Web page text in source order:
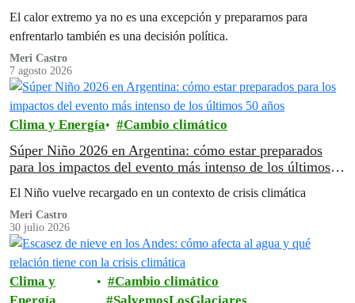
El calor extremo ya no es una excepción y prepararnos para
enfrentarlo también es una decisión política.
Meri Castro
7 agosto 2026
Clima y Energía Cambio climático
Súper Niño 2026 en Argentina: cómo estar preparados
para los impactos del evento más intenso de los últimos
El Niño vuelve recargado en un contexto de crisis climática
Meri Castro
30 julio 2026
Clima y
Cambio climático